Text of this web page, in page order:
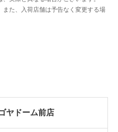
ヤドーム前店